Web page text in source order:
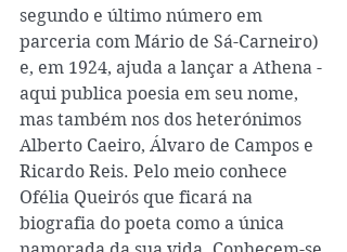
segundo e último número em
parceria com Mário de Sá-Carneiro)
e, em 1924, ajuda a lançar a Athena -
aqui publica poesia em seu nome,
mas também nos dos heterónimos
Alberto Caeiro, Álvaro de Campos e
Ricardo Reis. Pelo meio conhece
Ofélia Queirós que ficará na
biografia do poeta como a única